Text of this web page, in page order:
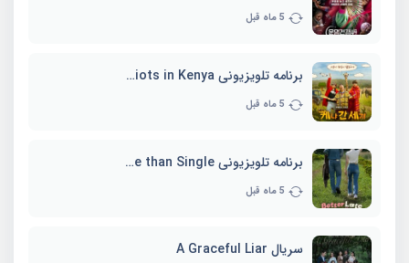
5 ماه قبل
برنامه تلویزیونی Three Idiots in Kenya
5 ماه قبل
برنامه تلویزیونی Better Late than Single
5 ماه قبل
سریال A Graceful Liar